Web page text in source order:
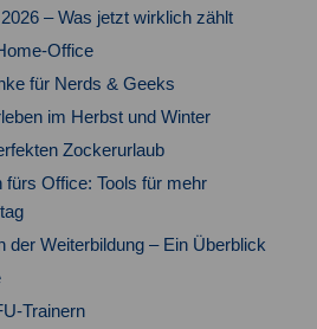
– Was jetzt wirklich zählt
Office
für Nerds & Geeks
im Herbst und Winter
Zockerurlaub
fürs Office: Tools für mehr
der Weiterbildung – Ein Überblick
Trainern